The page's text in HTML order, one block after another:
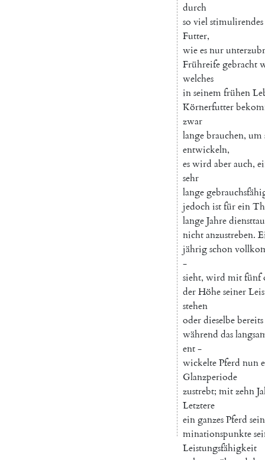
durch
so vielstimulirendes
Futter,
wieesnur
Frühreifegebracht
welches
inseinemfrühen
Körnerfutter
zwar
langebrauchen, um
entwickeln,
eswird aberauch,
sehr
lange
jedochistfürein
langeJahre
nichtanzustreben.
jährigschon
-
sieht, wird mitfünf
derHöheseiner
stehen
oderdieselbebereits
während das
ent-
wickeltePferd nun
Glanzperiode
zustrebt; mitzehn
Letztere
einganzesPferd sein
minationspunkte
Leistungsfähigkeit